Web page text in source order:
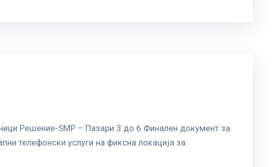
Решение-SMP – Пазари 3 до 6 Финален документ за
телефонски услуги на фиксна локација за